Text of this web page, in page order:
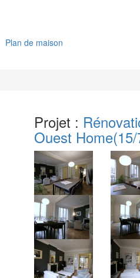
Plan de maison
Projet :
Ouest Home